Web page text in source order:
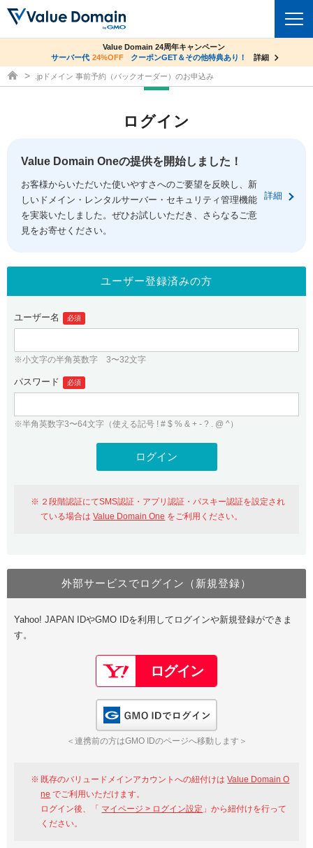
ドメイントップ
ドメイン移管
ドメイン価格一覧
ドメイン一括検索
.jpドメインオークション
gTLDオークション NEW!
.jpドメインバックオーダー
プレミアムドメイン
人気ドメインの種類
WHOIS検索
コアサーバー
バリューサーバー
XREA
セキュリティトップ
Value Domain ネットde診断
SSL証明書
サービストップ
お得意様割引
紹介制度
バリュードメインAPI
ドメイン・ホスティングOEM
facebook
ログイン
従来のバリュードメインをご利用希望の方
Value Domainにログイン
おすすめ One レンタルサーバーを含む最新の機能を使う方
Value Domain Oneにログイン
Google
GMO ID Amazon
※AmazonはValue Domain Oneのログイン画面へ遷移します
ユーザー登録
Value Domain Oneアカウント作成
以下でも登録可能
Google Yahoo!
GMO ID
co.jpドメイン✕コアサーバーV2ビジネス応援キャンペーン
サーバー料金1年間無料
詳細
Value Domain 24周年キャンペーン
サーバー代 24%OFF クーポンGET＆その他特典あり！ 詳細
ドメイン取得ならバリュードメイン
.jpドメイン 事前予約（バックオーダー）のお申込み
ログイン
Value Domain Oneの提供を開始しました！
お客様からいただいた使いやすさへのご要望を反映し、新
しいドメイン・レンタルサーバー・セキュリティ管理機能
を実装いたしました。ぜひお試しいただき、さらなるご意
見をお寄せください。
詳細
ユーザー登録済みの方
ユーザー名 必須
※小文字の半角英数字 3〜32文字
パスワード 必須
※半角英数字3〜64文字（使える記号 ! # $ % & + - ? . @ ^）
２段階認証にてSMS認証・アプリ認証・パスキー認証を設定され
ている場合はValue Domain One をご利用ください。
外部サービスでログイン（新規登録）
Yahoo! JAPAN IDやGMO IDを利用してログインや新規登録ができま
す。
＜連携前の方はGMO IDのページへ移動します＞
既存のバリュードメインアカウントへの紐付けはValue Domain O
ne でご利用いただけます。
ログイン後、「 マイページ > ログイン設定 」から紐付けを行って
ください。